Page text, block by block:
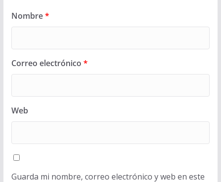
Nombre*
Correo electrónico *
Web
Guarda mi nombre, correo electrónico y web en este